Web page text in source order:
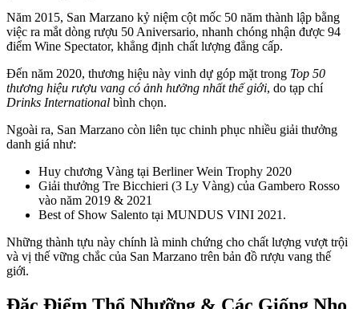
Năm 2015, San Marzano kỷ niệm cột mốc 50 năm thành lập bằng
việc ra mắt dòng rượu 50 Aniversario, nhanh chóng nhận được 94
điểm Wine Spectator, khẳng định chất lượng đẳng cấp.
Đến năm 2020, thương hiệu này vinh dự góp mặt trong Top 50
thương hiệu rượu vang có ảnh hưởng nhất thế giới, do tạp chí
Drinks International bình chọn.
Ngoài ra, San Marzano còn liên tục chinh phục nhiều giải thưởng
danh giá như:
Huy chương Vàng tại Berliner Wein Trophy 2020
Giải thưởng Tre Bicchieri (3 Ly Vàng) của Gambero Rosso
vào năm 2019 & 2021
Best of Show Salento tại MUNDUS VINI 2021.
Những thành tựu này chính là minh chứng cho chất lượng vượt trội
và vị thế vững chắc của San Marzano trên bản đồ rượu vang thế
giới.
Đặc Điểm Thổ Nhưỡng & Các Giống Nho